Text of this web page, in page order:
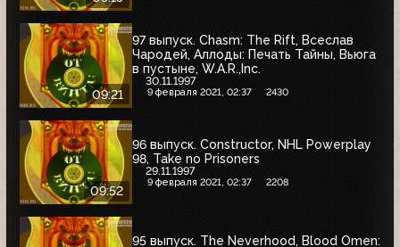
09:21
97 выпуск. Chasm: The Rift, Всеслав
Чародей, Аллоды: Печать Тайны, Вьюга
в пустыне, W.A.R.,Inc.
30.11.1997
9 февраля 2021, 02:37 2430
09:52
96 выпуск. Constructor, NHL Powerplay
98, Take no Prisoners
29.11.1997
9 февраля 2021, 02:37 2208
95 выпуск. The Neverhood, Blood Omen: